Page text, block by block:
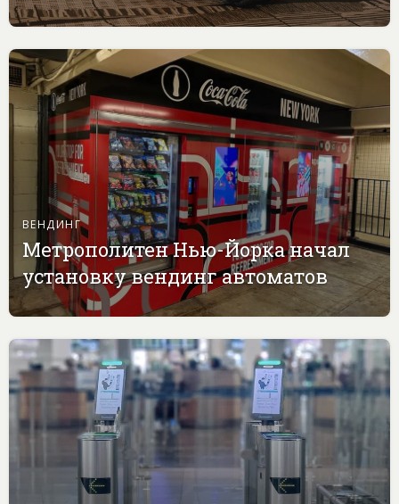
ВЕНДИНГ
Метрополитен Нью-Йорка начал
установку вендинг автоматов